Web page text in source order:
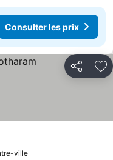
Consulter les prix
Partager
ville